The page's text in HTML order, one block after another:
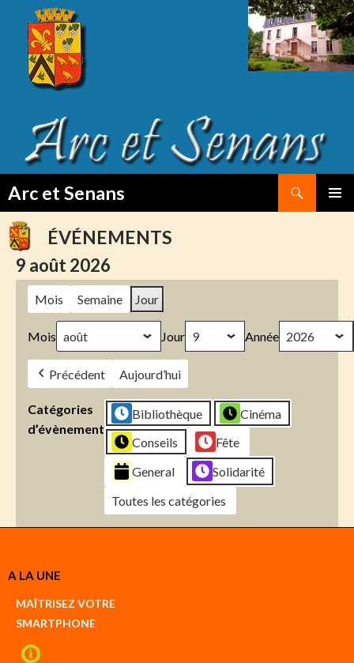
Arc et Senans
TO
CONTENTÉVÉNEMENTS
9 août 2026
Mois Semaine Jour
Mois Jour Année
Précédent Aujourd’hui
Catégories
d’évènement
Bibliothèque
Cinéma
Conseils
Fête
General
Solidarité
Toutes les catégories
Créer
compte
A LA UNE
MAÎTRISEZ VOTRE
SMARTPHONE